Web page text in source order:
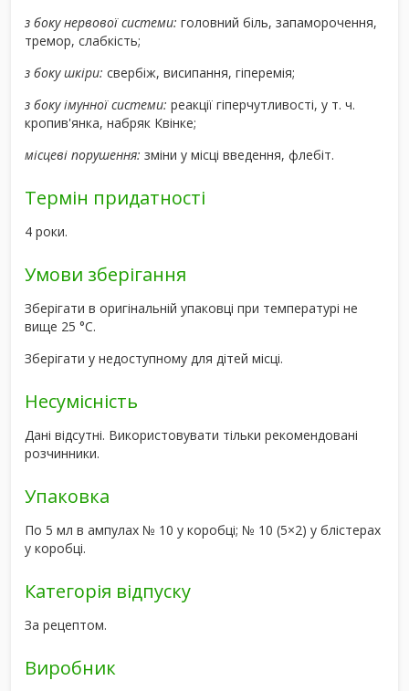
з боку нервової системи: головний біль, запаморочення,
тремор, слабкість;
з боку шкіри: свербіж, висипання, гіперемія;
з боку імунної системи: реакції гіперчутливості, у т. ч.
кропив'янка, набряк Квінке;
місцеві порушення: зміни у місці введення, флебіт.
Термін придатності
4 роки.
Умови зберігання
Зберігати в оригінальній упаковці при температурі не
вище 25 °С.
Зберігати у недоступному для дітей місці.
Несумісність
Дані відсутні. Використовувати тільки рекомендовані
розчинники.
Упаковка
По 5 мл в ампулах № 10 у коробці; № 10 (5×2) у блістерах
у коробці.
Категорія відпуску
За рецептом.
Виробник